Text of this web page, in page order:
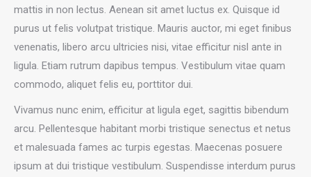
mattis in non lectus. Aenean sit amet luctus ex. Quisque id
purus ut felis volutpat tristique. Mauris auctor, mi eget finibus
venenatis, libero arcu ultricies nisi, vitae efficitur nisl ante in
ligula. Etiam rutrum dapibus tempus. Vestibulum vitae quam
commodo, aliquet felis eu, porttitor dui.
Vivamus nunc enim, efficitur at ligula eget, sagittis bibendum
arcu. Pellentesque habitant morbi tristique senectus et netus
et malesuada fames ac turpis egestas. Maecenas posuere
ipsum at dui tristique vestibulum. Suspendisse interdum purus